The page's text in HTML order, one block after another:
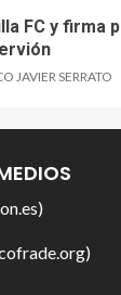
FC y firma
JAVIER SERRATO